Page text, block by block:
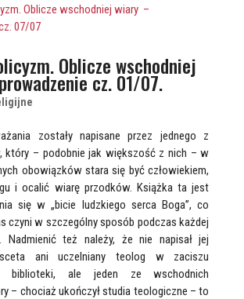
Oblicze wschodniej
cz. 01/07.
zostały napisane przez jednego z
który – podobnie jak większość z nich – w
obowiązków stara się być człowiekiem,
i ocalić wiarę przodków. Książka ta jest
się w „bicie ludzkiego serca Boga”, co
czyni w szczególny sposób podczas każdej
Nadmienić też należy, że nie napisał jej
ani uczelniany teolog w zaciszu
biblioteki, ale jeden ze wschodnich
– chociaż ukończył studia teologiczne – to